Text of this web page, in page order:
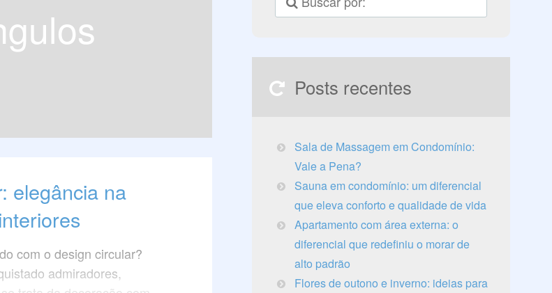
elegância na
com o design circular?
admiradores,
Posts recentes
Sala de Massagem em Condomínio:
Vale a Pena?
Sauna em condomínio: um diferencial
que eleva conforto e qualidade de vida
Apartamento com área externa: o
diferencial que redefiniu o morar de
alto padrão
Flores de outono e inverno: ideias para